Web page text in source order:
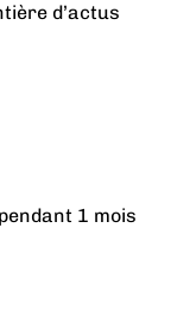
d’actus
1 mois